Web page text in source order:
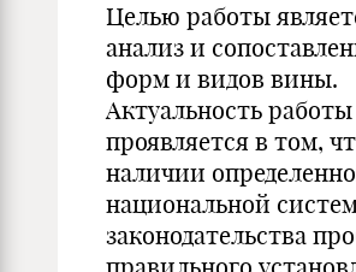
Целью работы
анализ и
форм и видов вины.
Актуальность работы
проявляется в том,
наличии
национальной
законодательства